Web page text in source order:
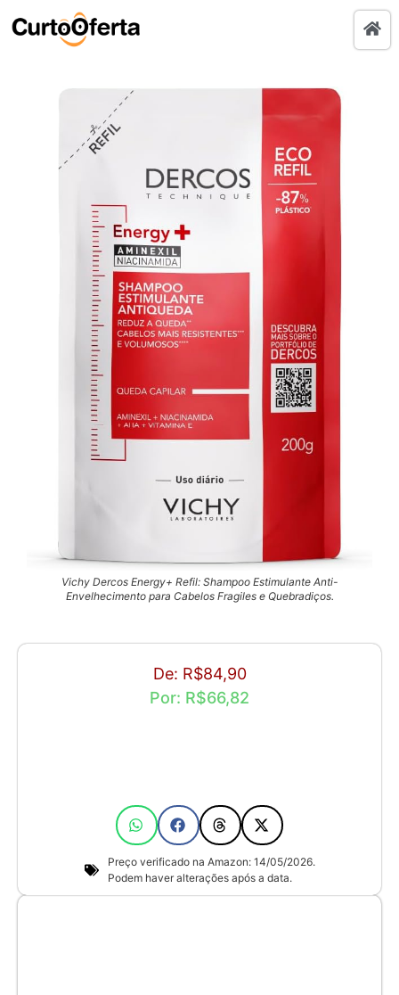
Vichy Dercos Energy+ Refil: Shampoo Estimulante Anti-
Envelhecimento para Cabelos Fragiles e Quebradiços.
De: R$84,90
Por: R$66,82
Preço verificado na Amazon: 14/05/2026.
Podem haver alterações após a data.